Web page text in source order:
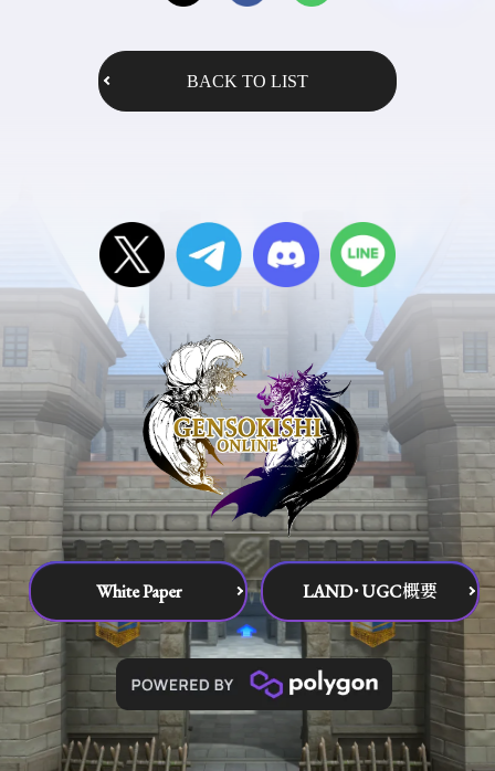
BACK TO LIST
White Paper LAND･UGC概要